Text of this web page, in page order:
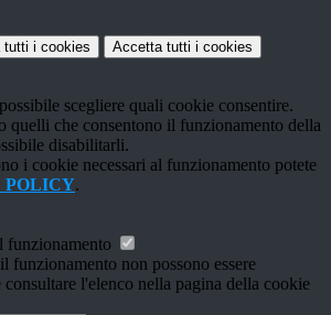
tutti i cookies Accetta tutti i cookies
scegliere quali cookie consentire.
quelli che consentono il funzionamento della
disabilitarli.
i cookie necessari al funzionamento potete
POLICY.
funzionamento
funzionamento non possono essere
l'elenco nella pagina della cookie